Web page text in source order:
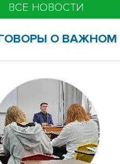
ВСЕ НОВОСТИ
О ВАЖНОМ